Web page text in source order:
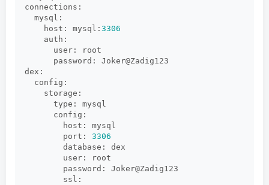
connections:
  mysql:
    host: mysql:
3306
    auth:
      user: root
      password: Joker@Zadig123
dex:
  config:
    storage:
      type: mysql
      config:
        host: mysql
        port:
3306
        database: dex
        user: root
        password: Joker@Zadig123
        ssl: